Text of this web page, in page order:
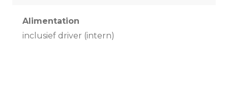
Alimentation
inclusief driver (intern)